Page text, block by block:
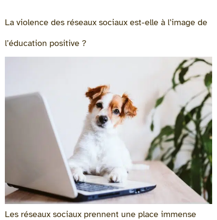
La violence des réseaux sociaux est-elle à l’image de
l’éducation positive ?
Les réseaux sociaux prennent une place immense